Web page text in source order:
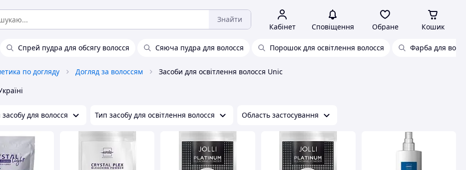
Знайти
Кабінет Сповіщення Обране Кошик
Спрей пудра для обсягу волосся Сяюча пудра для волосся Порошок для освітлення волосся Фарба для
по догляду Догляд за волоссям Засоби для освітлення волосся Unic
для волосся Тип засобу для освітлення волосся Область застосування